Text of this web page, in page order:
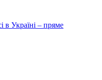
в Україні – пряме